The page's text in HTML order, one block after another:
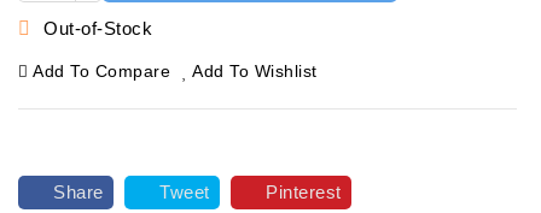
 Out-of-Stock
Add To Compare Add To Wishlist
Share Tweet Pinterest